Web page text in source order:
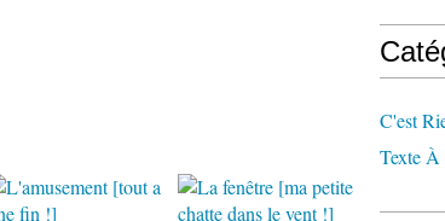
C'est
Texte